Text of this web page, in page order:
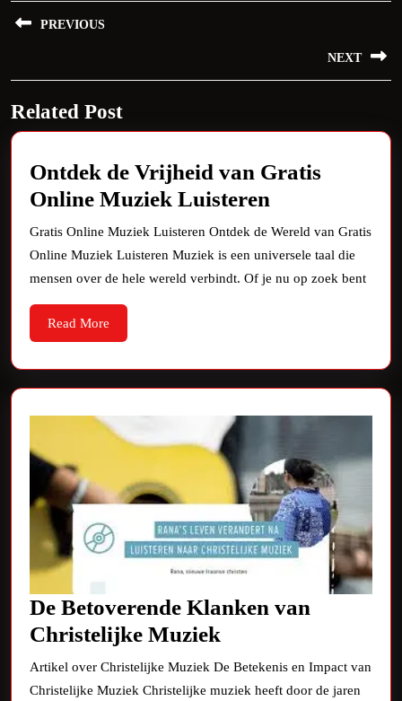
Bericht
PREVIOUS
post:
NEXT
Next
post:
Related Post
Ontdek de Vrijheid van Gratis
Online Muziek Luisteren
de
Vrijheid
van
Luisteren
Gratis Online Muziek Luisteren Ontdek de Wereld van Gratis
Online Muziek Luisteren Muziek is een universele taal die
mensen over de hele wereld verbindt. Of je nu op zoek bent
Read More
More
De Betoverende Klanken van
Christelijke Muziek
Betoverende
Klanken
Artikel over Christelijke Muziek De Betekenis en Impact van
Christelijke Muziek Christelijke muziek heeft door de jaren